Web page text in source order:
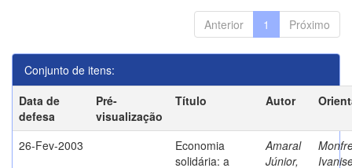
Anterior 1 Próximo
Conjunto de itens:
Data de
defesa
Pré-
visualização
Título Autor
26-Fev-2003
Economia
solidária: a
Amaral
Júnior,